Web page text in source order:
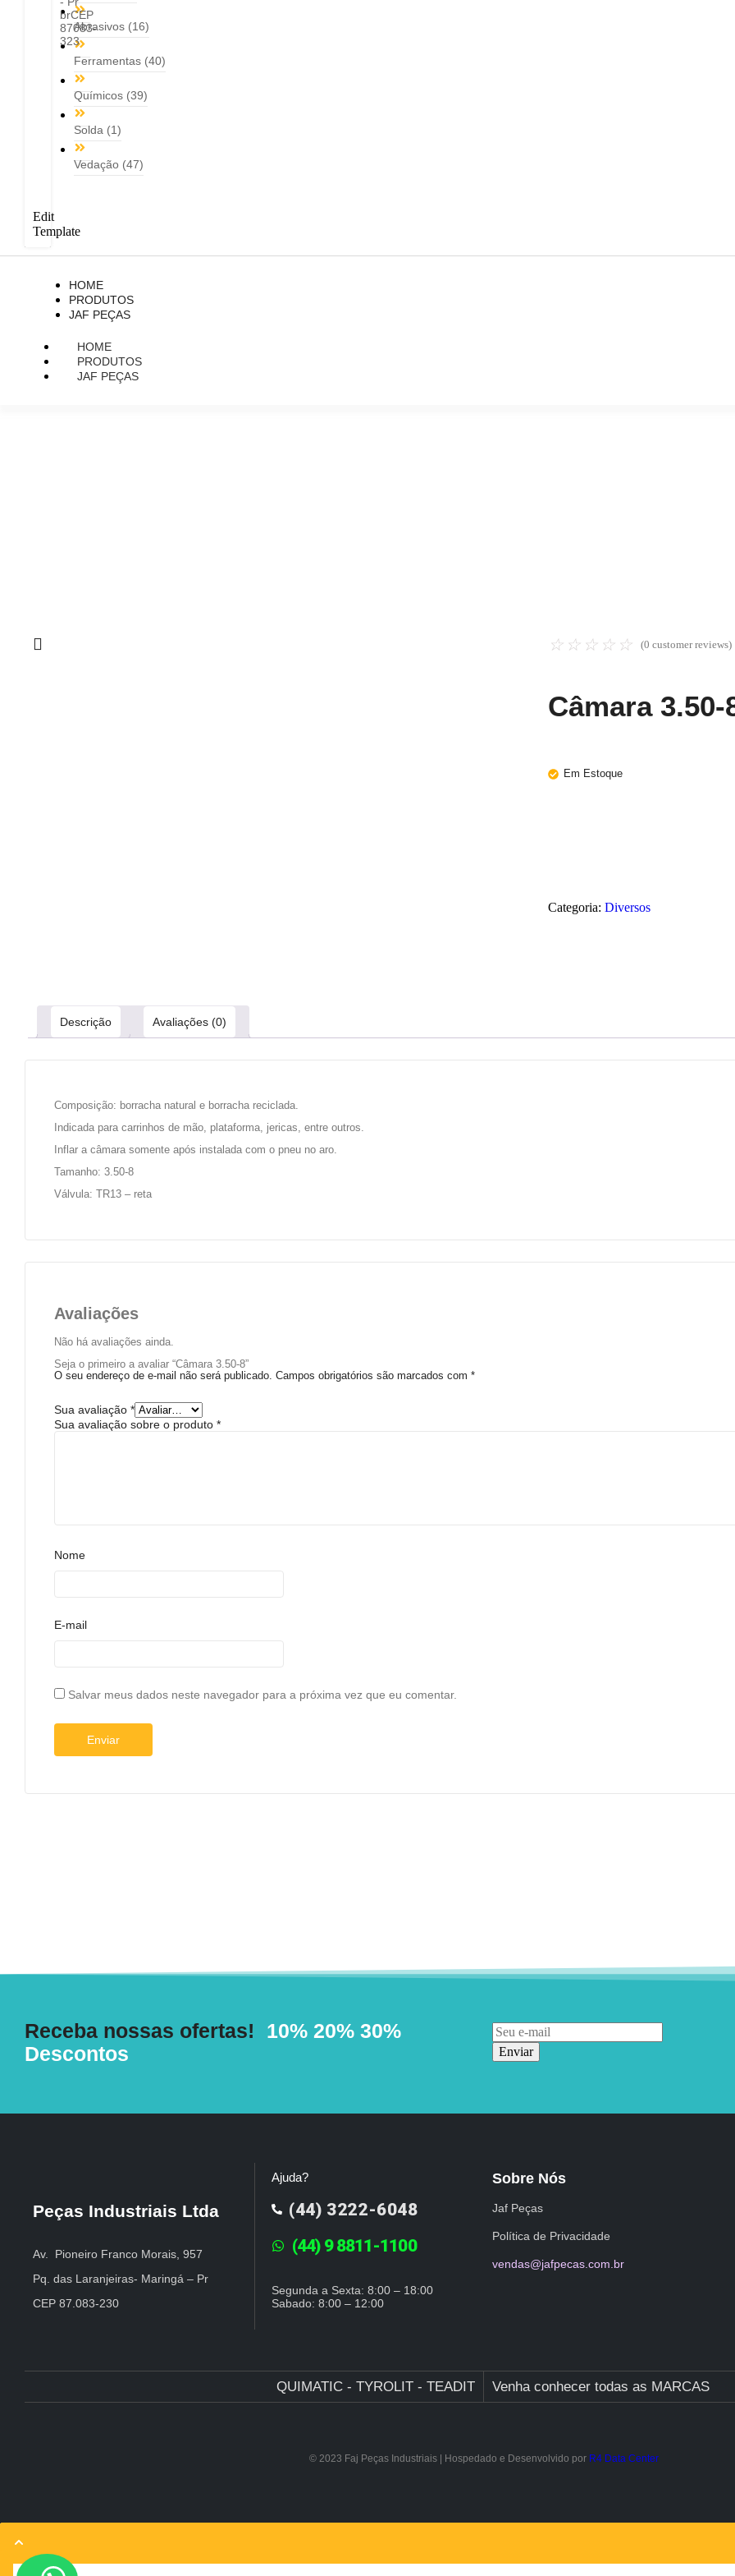
Abrasivos (16)
Ferramentas (40)
Químicos (39)
Solda (1)
Vedação (47)
brCEP
87083-
323
Edit
Template
HOME
PRODUTOS
JAF PEÇAS
HOME
PRODUTOS
JAF PEÇAS
☆ ☆ ☆ ☆ ☆ (0 customer reviews)
Câmara 3.50-
Em Estoque
Categoria: Diversos
Descrição Avaliações (0)
Composição: borracha natural e borracha reciclada.
Indicada para carrinhos de mão, plataforma, jericas, entre outros.
Inflar a câmara somente após instalada com o pneu no aro.
Tamanho: 3.50-8
Válvula: TR13 – reta
Avaliações
Não há avaliações ainda.
Seja o primeiro a avaliar “Câmara 3.50-8”
O seu endereço de e-mail não será publicado. Campos obrigatórios são marcados com *
Sua avaliação *
Sua avaliação sobre o produto *
Nome
E-mail
Salvar meus dados neste navegador para a próxima vez que eu comentar.
Receba nossas ofertas! 10% 20% 30%
Descontos
Enviar
Peças Industriais Ltda
Av. Pioneiro Franco Morais, 957
Pq. das Laranjeiras- Maringá – Pr
CEP 87.083-230
Ajuda?
(44) 3222-6048
(44) 9 8811-1100
Segunda a Sexta: 8:00 – 18:00
Sabado: 8:00 – 12:00
Sobre Nós
Jaf Peças
Política de Privacidade
vendas@jafpecas.com.br
QUIMATIC - TYROLIT - TEADIT Venha conhecer todas as MARCAS
© 2023 Faj Peças Industriais | Hospedado e Desenvolvido por R4 Data Center